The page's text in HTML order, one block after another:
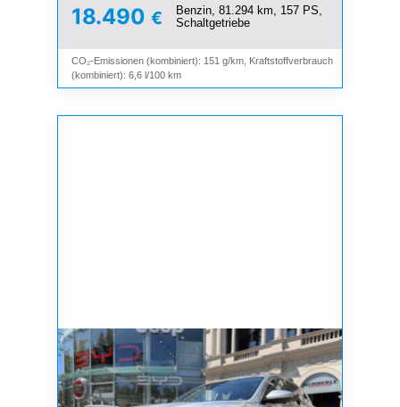
18.490 €
Benzin, 81.294 km, 157 PS,
Schaltgetriebe
CO₂-Emissionen (kombiniert): 151 g/km, Kraftstoffverbrauch
(kombiniert): 6,6 l/100 km